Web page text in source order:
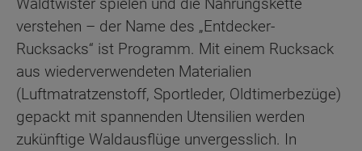
verstehen – der Name des „Entdecker-
Rucksacks“ ist Programm. Mit einem Rucksack
aus wiederverwendeten Materialien
(Luftmatratzenstoff, Sportleder, Oldtimerbezüge)
gepackt mit spannenden Utensilien werden
zukünftige Waldausflüge unvergesslich. In